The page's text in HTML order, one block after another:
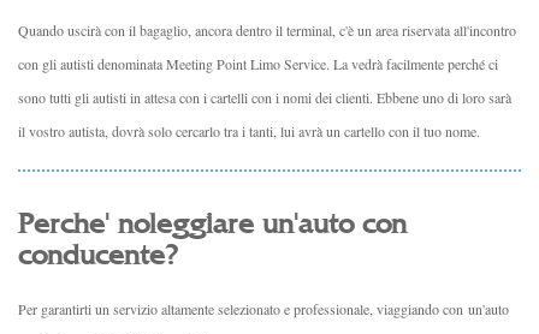
Quando uscirà con il bagaglio, ancora dentro il terminal, c'è un area riservata all'incontro
con gli autisti denominata Meeting Point Limo Service. La vedrà facilmente perché ci
sono tutti gli autisti in attesa con i cartelli con i nomi dei clienti. Ebbene uno di loro sarà
il vostro autista, dovrà solo cercarlo tra i tanti, lui avrà un cartello con il tuo nome.
Perche' noleggiare un'auto con
conducente?
Per garantirti un servizio altamente selezionato e professionale, viaggiando con un'auto